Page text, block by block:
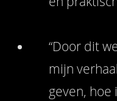
“Door dit
mijn
geven, hoe